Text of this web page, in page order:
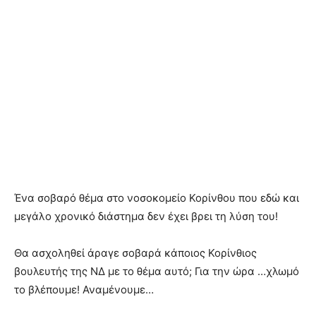
Ένα σοβαρό θέμα στο νοσοκομείο Κορίνθου που εδώ και
μεγάλο χρονικό διάστημα δεν έχει βρει τη λύση του!
Θα ασχοληθεί άραγε σοβαρά κάποιος Κορίνθιος
βουλευτής της ΝΔ με το θέμα αυτό; Για την ώρα …χλωμό
το βλέπουμε! Αναμένουμε…